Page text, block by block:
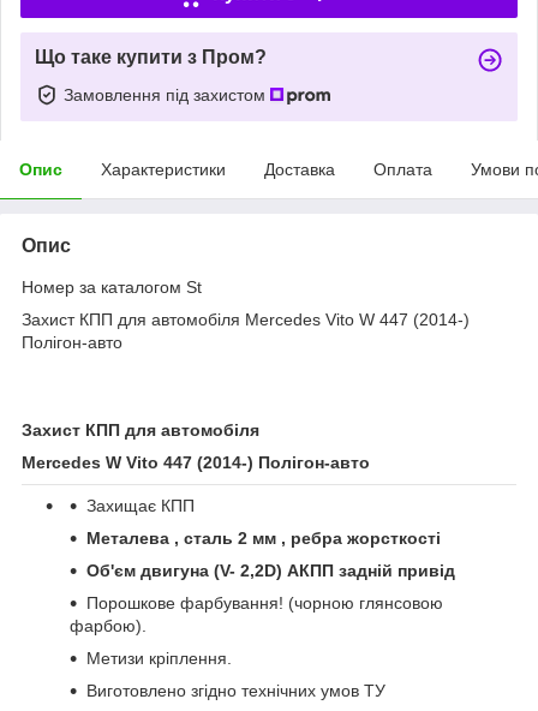
Що таке купити з Пром?
Замовлення під захистом
Опис Характеристики Доставка Оплата Умови
Опис
Номер за каталогом St
Захист КПП для автомобіля Mercedes Vito W 447 (2014-)
Полігон-авто
Захист КПП для автомобіля
Mercedes W Vito 447 (2014-) Полігон-авто
Захищає КПП
Металева , сталь 2 мм , ребра жорсткості
Об'єм двигуна (V- 2,2D) АКПП задній привід
Порошкове фарбування! (чорною глянсовою
фарбою).
Метизи кріплення.
Виготовлено згідно технічних умов ТУ